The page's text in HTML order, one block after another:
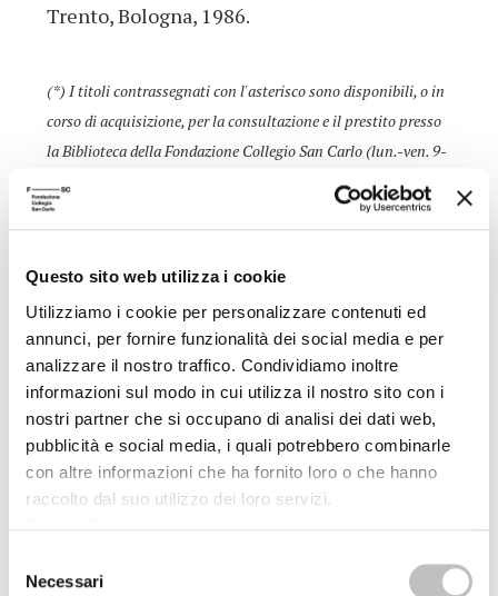
Questo sito web utilizza i cookie
Utilizziamo i cookie per personalizzare contenuti ed
annunci, per fornire funzionalità dei social media e per
analizzare il nostro traffico. Condividiamo inoltre
informazioni sul modo in cui utilizza il nostro sito con i
nostri partner che si occupano di analisi dei dati web,
pubblicità e social media, i quali potrebbero combinarle
con altre informazioni che ha fornito loro o che hanno
raccolto dal suo utilizzo dei loro servizi.
delNecessari
Trento, Bologna, 1986.
(*) I titoli contrassegnati con l'asterisco sono disponibili, o in
corso di acquisizione, per la consultazione e il prestito presso
la Biblioteca della Fondazione Collegio San Carlo (lun.-ven. 9-
ALTRE CONFERENZE DEL CICLO
24/01/2006
L'obbedienza è una virtù?
Autonomia e vincoli nell'esperienza
Salvatore Natoli